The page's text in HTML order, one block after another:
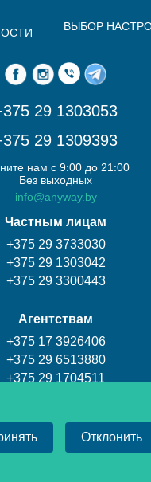
ВЫБОР
29 1303053
29 1309393
нам с 9:00 до 21:00
Без выходных
info@anyway.by
Частным лицам
+375 29 3733030
+375 29 1303042
+375 29 3300443
Агентствам
+375 17 3926406
+375 29 6513880
+375 29 1704511
+375 17 3009393
+375 29 1309393
Отклонить